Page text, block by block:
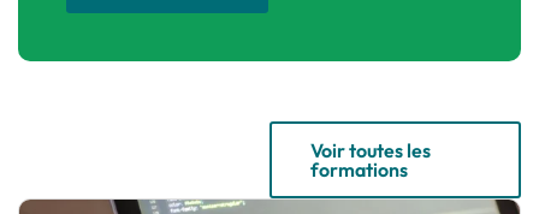
Voir toutes les
formations